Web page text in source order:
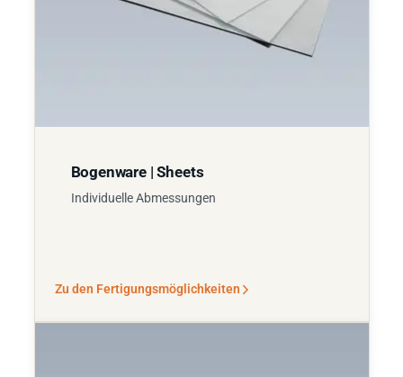
Bogenware | Sheets
Individuelle Abmessungen
Zu den Fertigungsmöglichkeiten